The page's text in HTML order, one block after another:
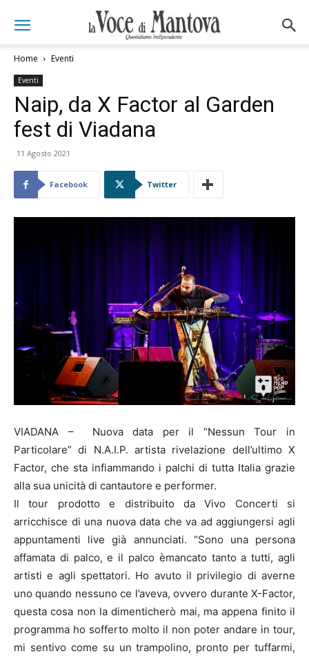
Home Eventi
Eventi
Naip, da X Factor al Garden
fest di Viadana
11 Agosto 2021
Facebook Twitter
VIADANA – Nuova data per il “Nessun Tour in
Particolare” di N.A.I.P. artista rivelazione dell’ultimo X
Factor, che sta infiammando i palchi di tutta Italia grazie
alla sua unicità di cantautore e performer.
Il tour prodotto e distribuito da Vivo Concerti si
arricchisce di una nuova data che va ad aggiungersi agli
appuntamenti live già annunciati. “Sono una persona
affamata di palco, e il palco èmancato tanto a tutti, agli
artisti e agli spettatori. Ho avuto il privilegio di averne
uno quando nessuno ce l’aveva, ovvero durante X-Factor,
questa cosa non la dimenticherò mai, ma appena finito il
programma ho sofferto molto il non poter andare in tour,
mi sentivo come su un trampolino, pronto per tuffarmi,